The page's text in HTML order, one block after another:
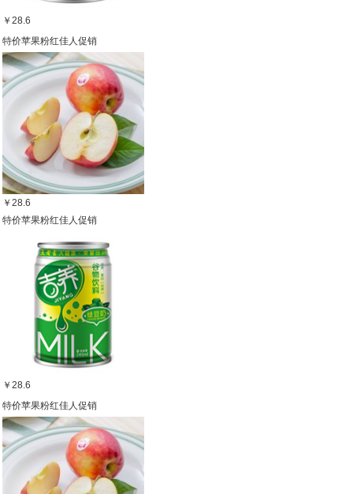
￥28.6
特价苹果粉红佳人促销
￥28.6
特价苹果粉红佳人促销
￥28.6
特价苹果粉红佳人促销